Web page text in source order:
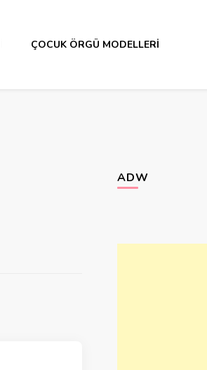
ÇOCUK ÖRGÜ MODELLERI
ADW